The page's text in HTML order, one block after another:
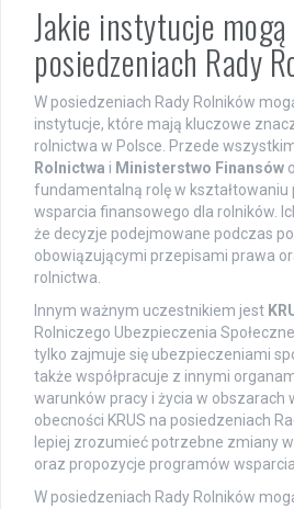
Jakie instytucje
posiedzeniach Rady
W posiedzeniach Rady Rolników
instytucje, które mają kluczowe
rolnictwa w Polsce. Przede
Rolnictwa i Ministerstwo Finansów
fundamentalną rolę w kształtowaniu
wsparcia finansowego dla rolników.
że decyzje podejmowane podczas
obowiązującymi przepisami prawa
rolnictwa.
Innym ważnym uczestnikiem jest
Rolniczego Ubezpieczenia
tylko zajmuje się ubezpieczeniami
także współpracuje z innymi
warunków pracy i życia w obszarach
obecności KRUS na posiedzeniach
lepiej zrozumieć potrzebne zmiany
oraz propozycje programów
W posiedzeniach Rady Rolników